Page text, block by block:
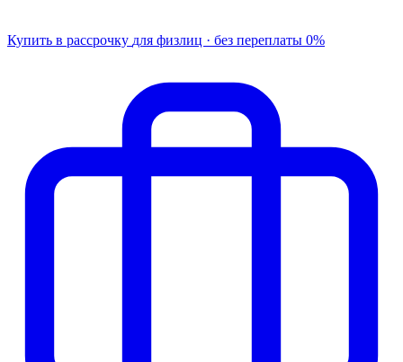
Купить в рассрочку для физлиц · без переплаты 0%